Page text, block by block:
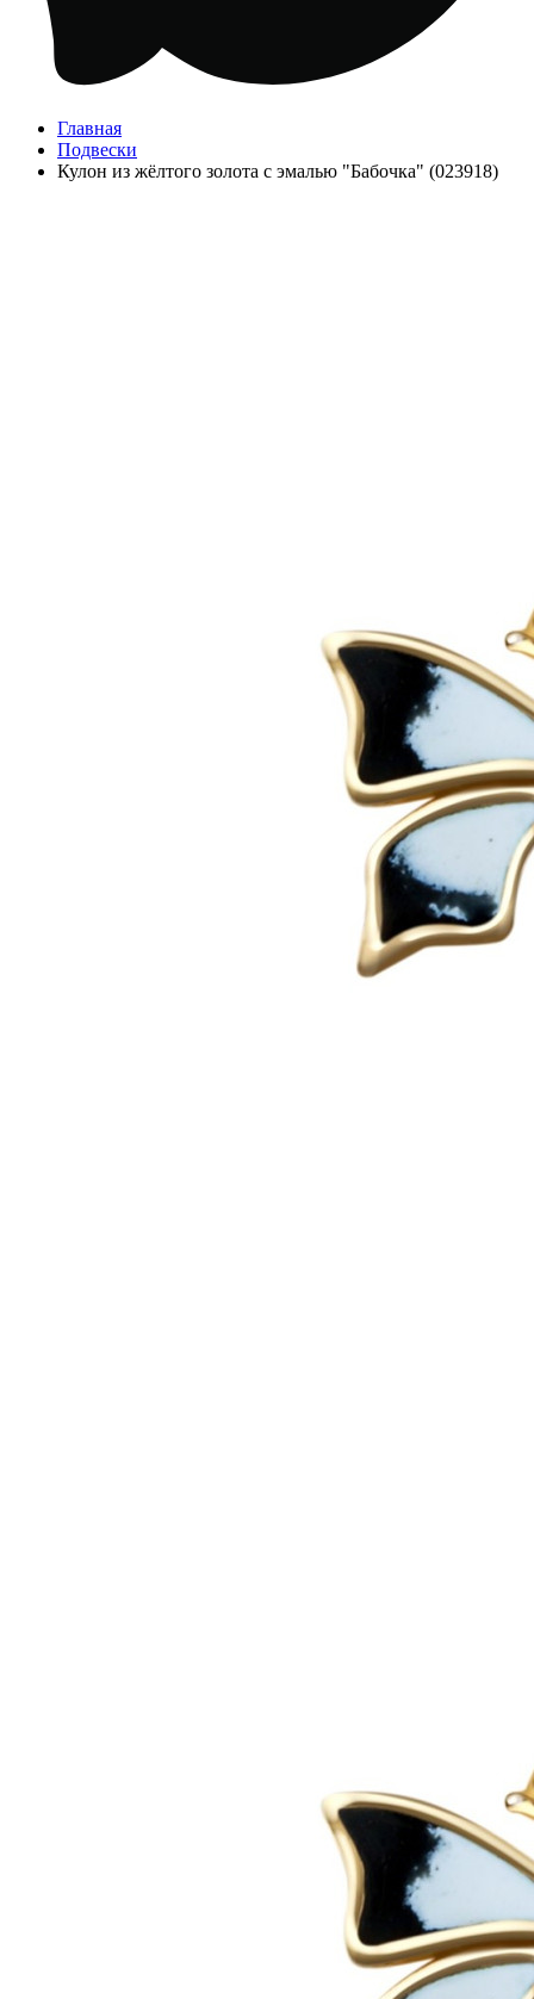
Главная
Подвески
Кулон из жёлтого золота с эмалью "Бабочка" (023918)